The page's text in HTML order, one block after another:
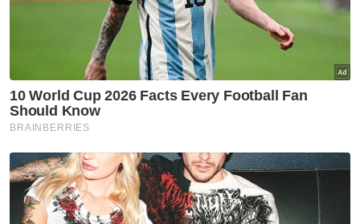
Kenderaan Import
Cukai
Lari Bayar Cukai
Paddy Abdul Halim